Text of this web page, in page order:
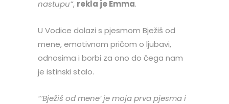
nastupu”, rekla je Emma.
U Vodice dolazi s pjesmom Bježiš od
mene, emotivnom pričom o ljubavi,
odnosima i borbi za ono do čega nam
je istinski stalo.
“‘Bježiš od mene’ je moja prva pjesma i